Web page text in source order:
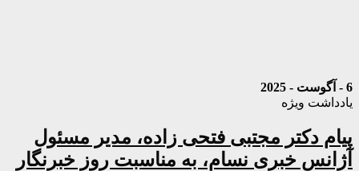
6 - آگوست - 2025
یادداشت ویژه
پیام دکتر مجتبی فتحی زاده، مدیر مسئول
آژانس خبری نسام، به مناسبت روز خبرنگار